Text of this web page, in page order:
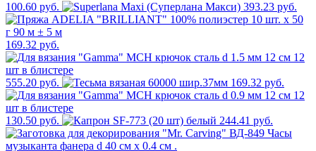
100.60 руб. 393.23 руб.
169.32 руб.
555.20 руб. 169.32 руб.
130.50 руб. 244.41 руб.